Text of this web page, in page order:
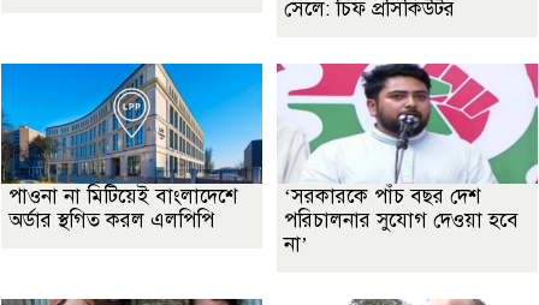
সেলে: চিফ প্রসিকিউটর
পাওনা না মিটিয়েই বাংলাদেশে
অর্ডার স্থগিত করল এলপিপি
‘সরকারকে পাঁচ বছর দেশ
পরিচালনার সুযোগ দেওয়া হবে
না’